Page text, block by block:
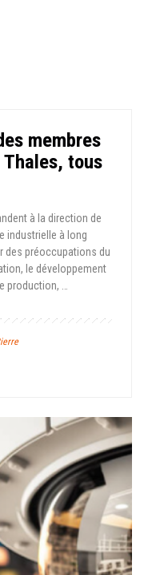
membres
Thales, tous
à la direction de
industrielle à long
des préoccupations du
le développement
production, …